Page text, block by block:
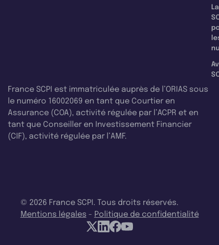
La
France SCPI est immatriculée auprès de l’ORIAS sous
le numéro 16002069 en tant que Courtier en
Assurance (COA), activité régulée par l’ACPR et en
tant que Conseiller en Investissement Financier
(CIF), activité régulée par l’AMF.
© 2026 France SCPI. Tous droits réservés.
Mentions légales - Politique de confidentialité